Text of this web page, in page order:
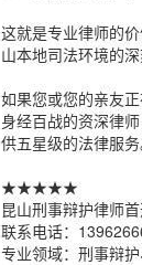
这就是专业律师的
山本地司法环境的
如果您或您的亲友
身经百战的资深律
供五星级的法律服务
★★★★★
昆山刑事辩护律师
联系电话：
专业领域：刑事辩